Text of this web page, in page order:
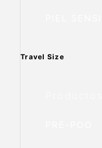
Travel Size